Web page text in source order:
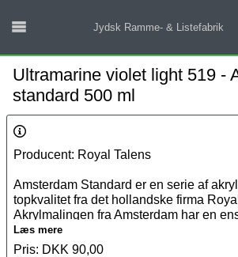
Jydsk Ramme- & Listefabrik
Ultramarine violet light 519 -
standard 500 ml
Producent: Royal Talens
Amsterdam Standard er en serie af
topkvalitet fra det hollandske firma
Akrylmalingen fra Amsterdam har en
er eksterm holdbar og fleksibel, hvilket
til brug på flere overflader.
Læs mere
Pris: DKK 90,00